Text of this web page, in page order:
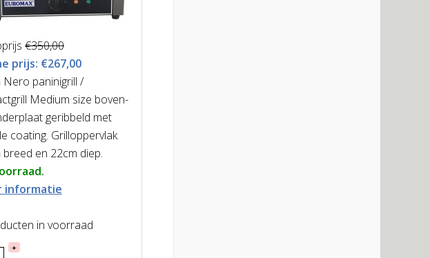
€350,00
prijs: €267,00
Nero paninigrill /
Medium size boven-
geribbeld met
coating. Grilloppervlak
breed en 22cm diep.
informatie
in voorraad
+